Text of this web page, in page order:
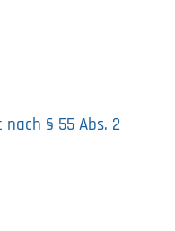
§ 55 Abs. 2